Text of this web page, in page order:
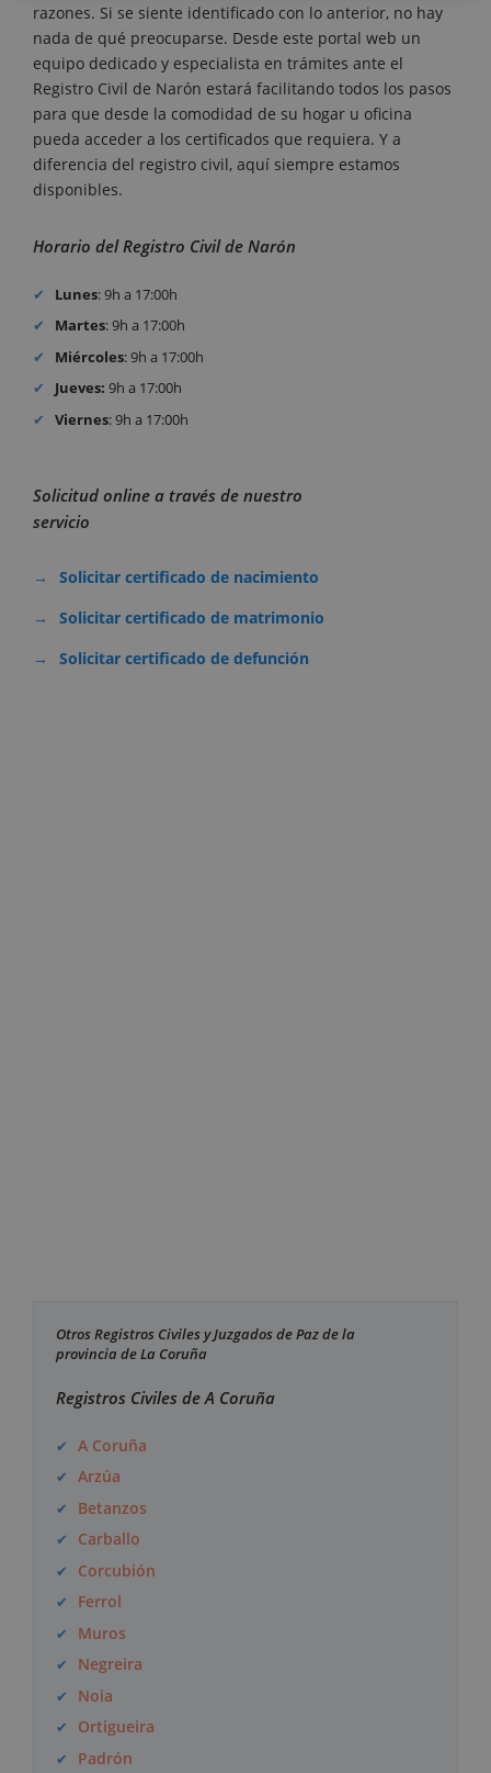
razones. Si se siente identificado con lo anterior, no hay
nada de qué preocuparse. Desde este portal web un
equipo dedicado y especialista en trámites ante el
Registro Civil de Narón estará facilitando todos los pasos
para que desde la comodidad de su hogar u oficina
pueda acceder a los certificados que requiera. Y a
diferencia del registro civil, aquí siempre estamos
disponibles.
Horario del Registro Civil de Narón
Lunes: 9h a 17:00h
Martes: 9h a 17:00h
Miércoles: 9h a 17:00h
Jueves: 9h a 17:00h
Viernes: 9h a 17:00h
Solicitud online a través de nuestro
servicio
Solicitar certificado de nacimiento
Solicitar certificado de matrimonio
Solicitar certificado de defunción
Otros Registros Civiles y Juzgados de Paz de la
provincia de La Coruña
Registros Civiles de A Coruña
A Coruña
Arzúa
Betanzos
Carballo
Corcubión
Ferrol
Muros
Negreira
Noia
Ortigueira
Padrón